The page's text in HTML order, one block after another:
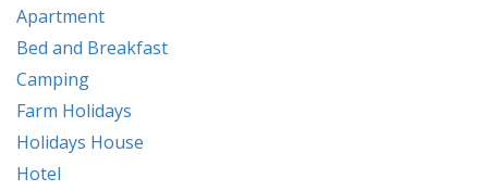
Apartment
Bed and Breakfast
Camping
Farm Holidays
Holidays House
Hotel